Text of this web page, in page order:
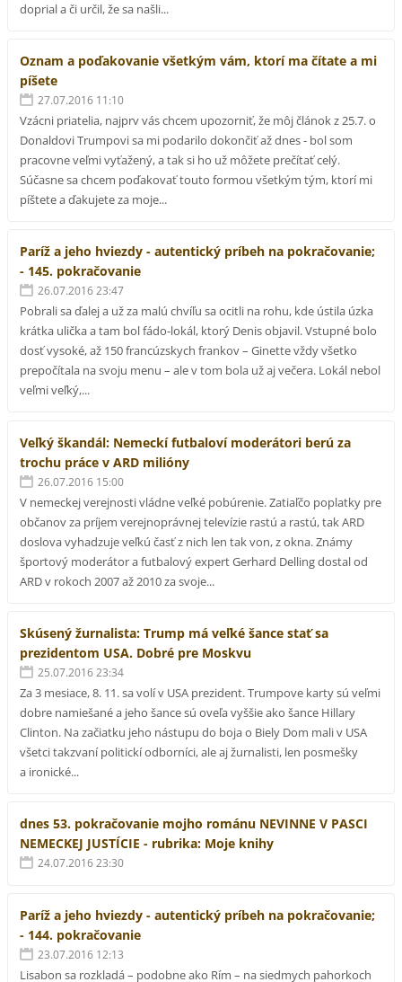
doprial a či určil, že sa našli...
Oznam a poďakovanie všetkým vám, ktorí ma čítate a mi
píšete
27.07.2016 11:10
Vzácni priatelia, najprv vás chcem upozorniť, že môj článok z 25.7. o
Donaldovi Trumpovi sa mi podarilo dokončiť až dnes - bol som
pracovne veľmi vyťažený, a tak si ho už môžete prečítať celý.
Súčasne sa chcem poďakovať touto formou všetkým tým, ktorí mi
píštete a ďakujete za moje...
Paríž a jeho hviezdy - autentický príbeh na pokračovanie;
- 145. pokračovanie
26.07.2016 23:47
Pobrali sa ďalej a už za malú chvíľu sa ocitli na rohu, kde ústila úzka
krátka ulička a tam bol fádo-lokál, ktorý Denis objavil. Vstupné bolo
dosť vysoké, až 150 francúzskych frankov – Ginette vždy všetko
prepočítala na svoju menu – ale v tom bola už aj večera. Lokál nebol
veľmi veľký,...
Veľký škandál: Nemeckí futbaloví moderátori berú za
trochu práce v ARD milióny
26.07.2016 15:00
V nemeckej verejnosti vládne veľké pobúrenie. Zatiaľčo poplatky pre
občanov za príjem verejnoprávnej televízie rastú a rastú, tak ARD
doslova vyhadzuje veľkú časť z nich len tak von, z okna. Známy
športový moderátor a futbalový expert Gerhard Delling dostal od
ARD v rokoch 2007 až 2010 za svoje...
Skúsený žurnalista: Trump má veľké šance stať sa
prezidentom USA. Dobré pre Moskvu
25.07.2016 23:34
Za 3 mesiace, 8. 11. sa volí v USA prezident. Trumpove karty sú veľmi
dobre namiešané a jeho šance sú oveľa vyššie ako šance Hillary
Clinton. Na začiatku jeho nástupu do boja o Biely Dom mali v USA
všetci takzvaní politickí odborníci, ale aj žurnalisti, len posmešky
a ironické...
dnes 53. pokračovanie mojho románu NEVINNE V PASCI
NEMECKEJ JUSTÍCIE - rubrika: Moje knihy
24.07.2016 23:30
Paríž a jeho hviezdy - autentický príbeh na pokračovanie;
- 144. pokračovanie
23.07.2016 12:13
Lisabon sa rozkladá – podobne ako Rím – na siedmych pahorkoch